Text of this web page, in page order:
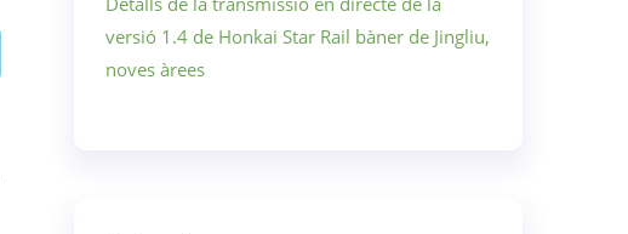
versió 1.4 de Honkai Star Rail bàner de Jingliu,
noves àrees